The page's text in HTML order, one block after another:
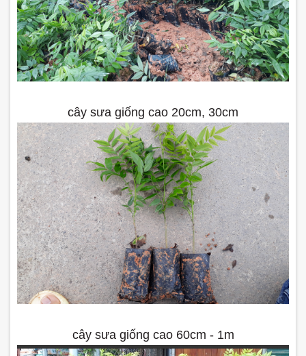
cây sưa giống cao 20cm, 30cm
cây sưa giống cao 60cm - 1m